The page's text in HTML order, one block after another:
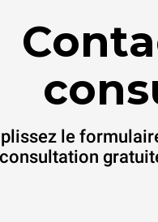
le
consultation